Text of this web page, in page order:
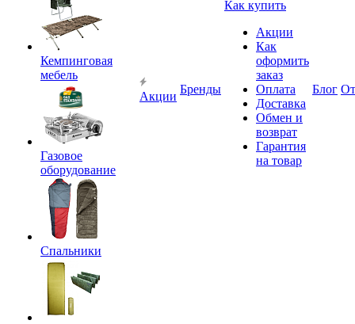
Кемпинговая
мебель
Газовое
оборудование
Спальники
Акции
Бренды
Как купить
Акции
Как
оформить
заказ
Оплата
Доставка
Обмен и
возврат
Гарантия
на товар
Блог